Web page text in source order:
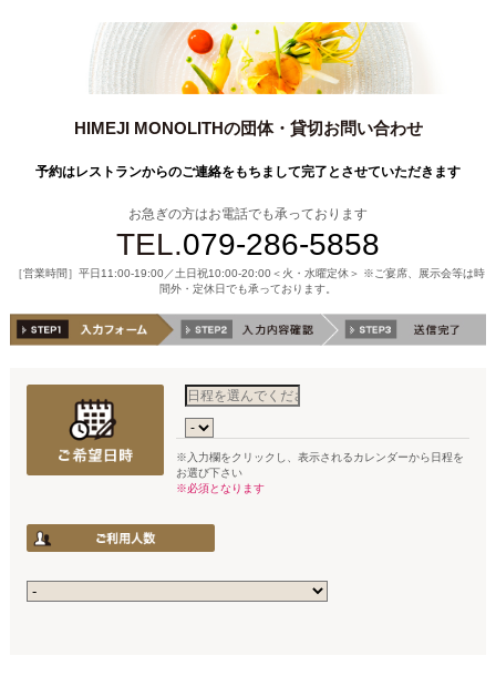
HIMEJI MONOLITHの団体・貸切お問い合わせ
予約はレストランからのご連絡をもちまして完了とさせていただきます
お急ぎの方はお電話でも承っております
TEL.079-286-5858
［営業時間］平日11:00-19:00／土日祝10:00-20:00＜火・水曜定休＞ ※ご宴席、展示会等は時
間外・定休日でも承っております。
※入力欄をクリックし、表示されるカレンダーから日程を
お選び下さい
※必須となります